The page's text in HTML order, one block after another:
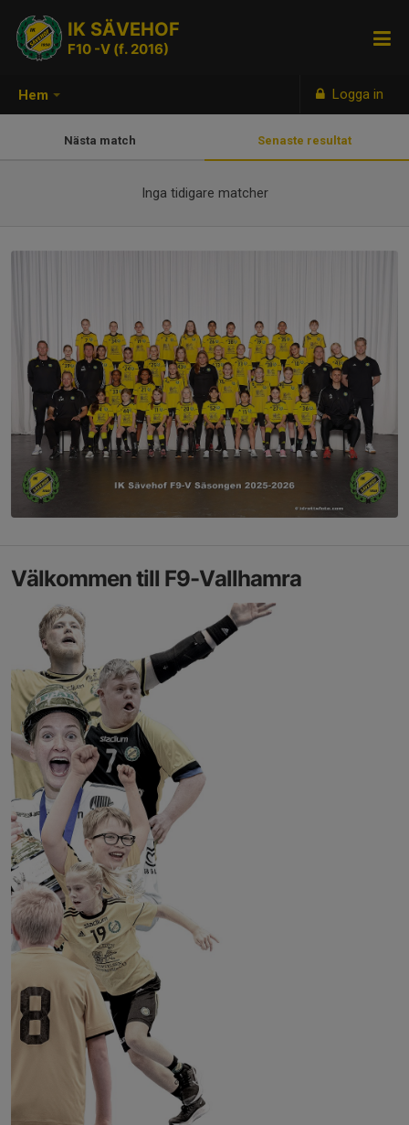
Hem Logga in
IK SÄVEHOF
F10 -V (f. 2016)
Nästa match Senaste resultat
Inga tidigare matcher
Välkommen till F9-Vallhamra